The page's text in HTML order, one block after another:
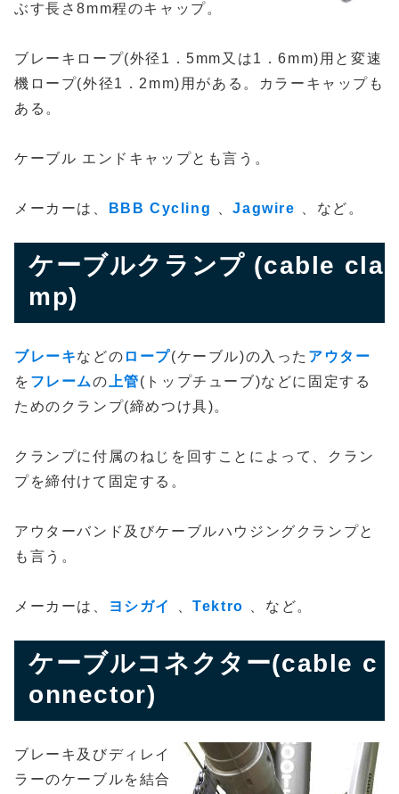
ぶす長さ8mm程のキャップ。
ブレーキロープ(外径1．5mm又は1．6mm)用と変速
機ロープ(外径1．2mm)用がある。カラーキャップも
ある。
ケーブル エンドキャップとも言う。
メーカーは、 BBB Cycling 、Jagwire 、など。
ケーブルクランプ (cable cla
mp)
ブレーキなどの ロープ(ケーブル)の入った アウター
を フレームの 上管(トップチューブ)などに固定する
ためのクランプ(締めつけ具)。
クランプに付属のねじを回すことによって、クラン
プを締付けて固定する。
アウターバンド及びケーブルハウジングクランプと
も言う。
メーカーは、 ヨシガイ 、Tektro 、など。
ケーブルコネクター(cable c
onnector)
ブレーキ及びディレイ
ラーのケーブルを結合